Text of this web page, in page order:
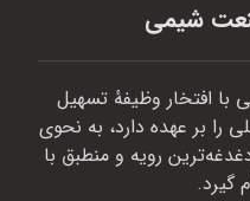
شیمی
با افتخار وظیفهٔ تسهیل
را بر عهده دارد، به نحوی
رویه و منطبق با
گیرد.